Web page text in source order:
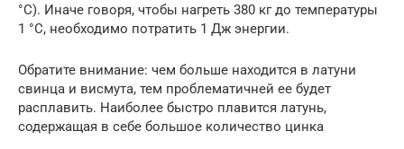
°С). Иначе говоря, чтобы нагреть 380 кг до температуры
1 °С, необходимо потратить 1 Дж энергии.
Обратите внимание: чем больше находится в латуни
свинца и висмута, тем проблематичней ее будет
расплавить. Наиболее быстро плавится латунь,
содержащая в себе большое количество цинка